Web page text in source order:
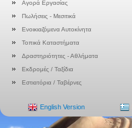
Αγορά Εργασίας
Πωλήσεις - Μεσιτικά
Ενοικιαζόμενα Αυτοκίνητα
Τοπικά Καταστήματα
Δραστηριότητες - Αθλήματα
Εκδρομές / Ταξίδια
Εστιατόρια / Ταβέρνες
English Version